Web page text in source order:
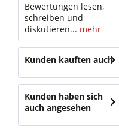
Bewertungen lesen,
schreiben und
diskutieren... mehr
Kunden kauften auch
Kunden haben sich
auch angesehen